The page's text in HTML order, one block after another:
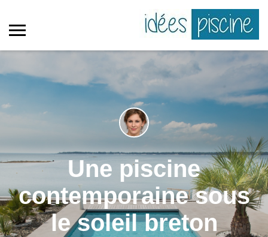
Une piscine
contemporaine sous
le soleil breton